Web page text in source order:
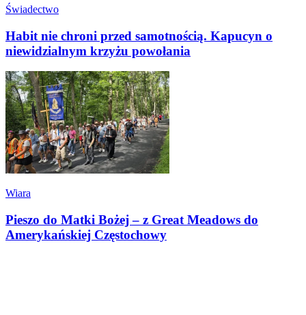
Świadectwo
Habit nie chroni przed samotnością. Kapucyn o
niewidzialnym krzyżu powołania
Wiara
Pieszo do Matki Bożej – z Great Meadows do
Amerykańskiej Częstochowy